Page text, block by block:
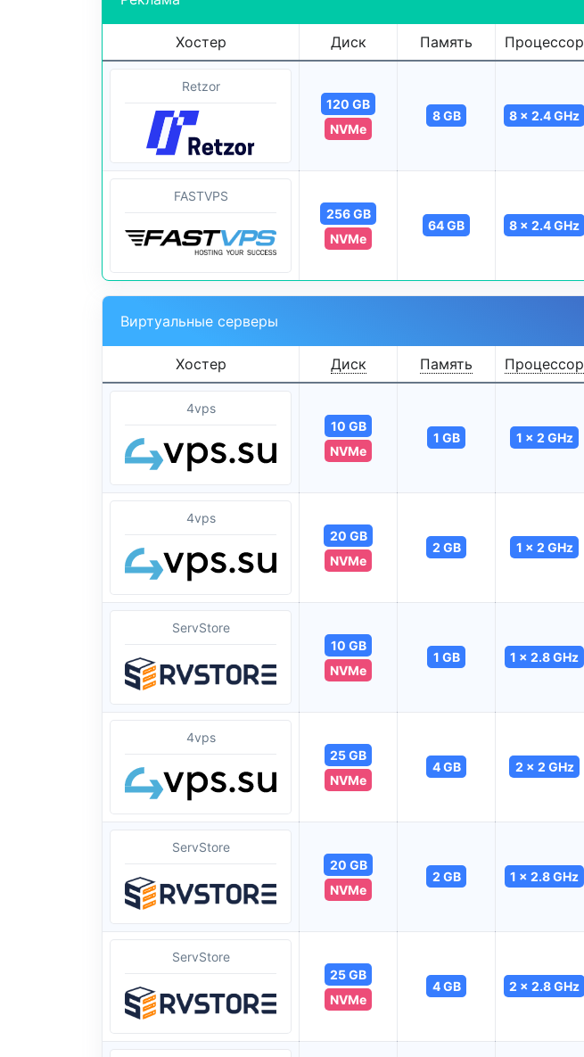
Хостер Диск Память Процессор
Retzor
120 GB
NVMe
8 GB 8 x 2.4 GHz
FASTVPS
256 GB
NVMe
64 GB 8 x 2.4 GHz
Виртуальные серверы
Хостер Диск Память Процессор
4vps
10 GB
NVMe
1 GB
1 x 2 GHz
4vps
20 GB
NVMe
2 GB
1 x 2 GHz
ServStore
10 GB
NVMe
1 GB 1 x 2.8 GHz
4vps
25 GB
NVMe
4 GB
2 x 2 GHz
ServStore
20 GB
NVMe
2 GB 1 x 2.8 GHz
ServStore
25 GB
NVMe
4 GB 2 x 2.8 GHz